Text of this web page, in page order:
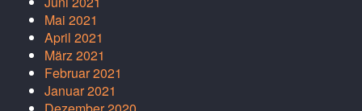
Mai 2021
April 2021
März 2021
Februar 2021
Januar 2021